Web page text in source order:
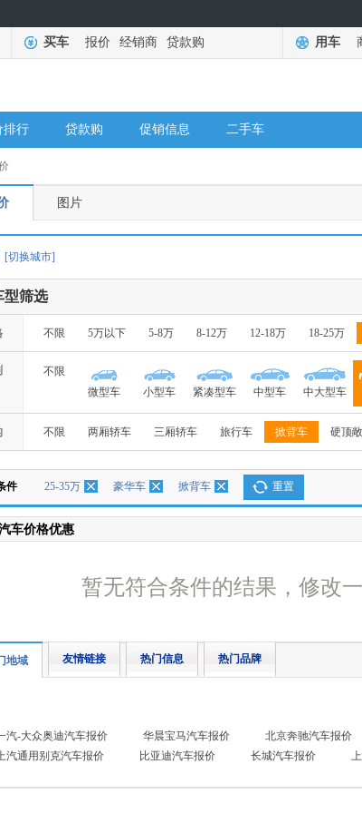
买车 报价 经销商 贷款购 用车
排行 贷款购 促销信息 二手车
图片
[切换城市]
型筛选
不限 5万以下 5-8万 8-12万 12-18万 18-25万
不限
微型车
小型车 紧凑型车 中型车 中大型车
不限 两厢轿车 三厢轿车 旅行车 掀背车 硬顶
件 25-35万 豪华车 掀背车 重置
车价格优惠
暂无符合条件的结果，修改
地域 友情链接 热门信息 热门品牌
汽-大众奥迪汽车报价 华晨宝马汽车报价 北京奔驰汽车报价
汽通用别克汽车报价
比亚迪汽车报价 长城汽车报价